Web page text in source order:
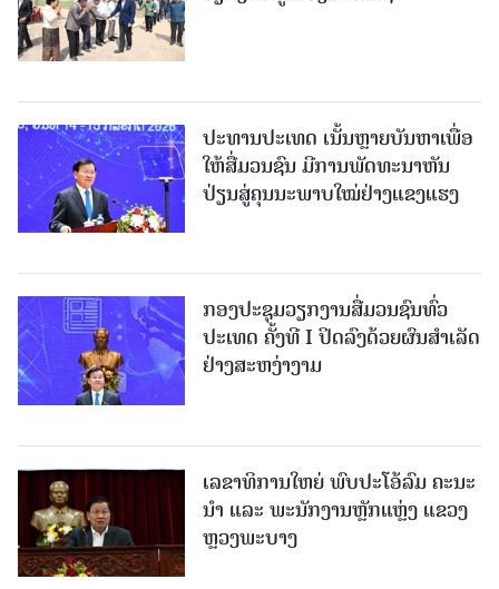
ປະທານປະເທດ ເນັ້ນຫຼາຍບັນຫາເພື່ອ
ໃຫ້ສື່ມວນຊົນ ມີການພັດທະນາຫັນ
ປ່ຽນສູ່ຄຸນນະພາບໃໝ່ຢ່າງແຂງແຮງ
ກອງປະຊຸມວຽກງານສື່ມວນຊົນທົ່ວ
ປະເທດ ຄັ້ງທີ I ປິດລົງດ້ວຍຜົນສໍາເລັດ
ຢ່າງສະຫງ່າງາມ
ເລຂາທິການໃຫຍ່ ພົບປະໂອ້ລົມ ຄະນະ
ນໍາ ແລະ ພະນັກງານຫຼັກແຫຼ່ງ ແຂວງ
ຫຼວງພະບາງ